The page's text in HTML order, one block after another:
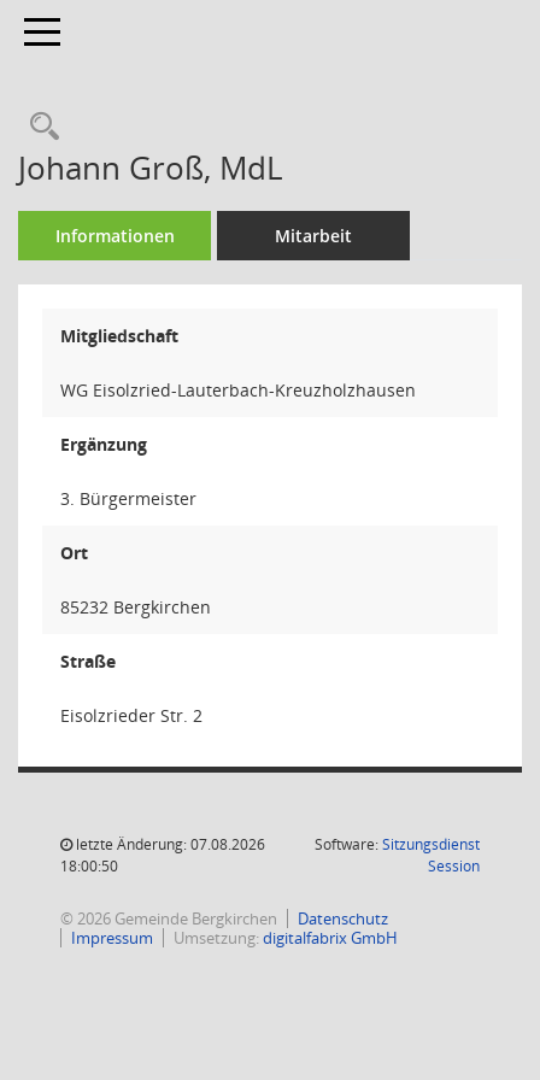
Toggle navigation
Rechercheauswahl
Johann Groß, MdL
Informationen Mitarbeit
Mitgliedschaft
WG Eisolzried-Lauterbach-Kreuzholzhausen
Ergänzung
3. Bürgermeister
Ort
85232 Bergkirchen
Straße
Eisolzrieder Str. 2
letzte Änderung: 07.08.2026
18:00:50
Software:Sitzungsdienst
Session(Wird in
© 2026 Gemeinde Bergkirchen
Datenschutz
Impressum
Umsetzung:digitalfabrix GmbH